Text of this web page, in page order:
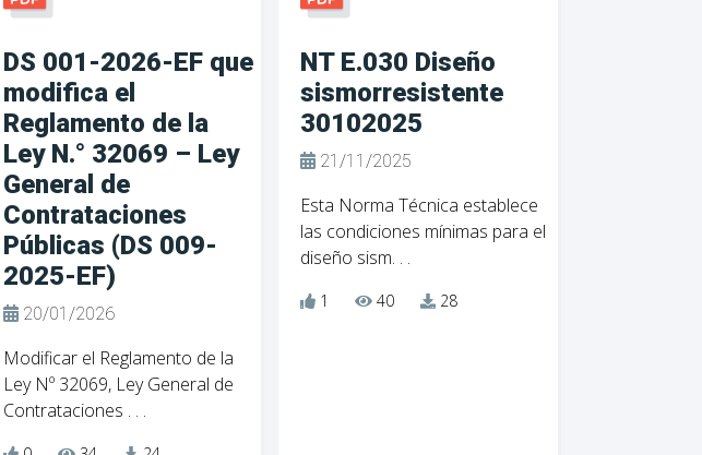
DS 001-2026-EF que
modifica el
Reglamento de la
Ley N.° 32069 – Ley
General de
Contrataciones
Públicas (DS 009-
2025-EF)
20/01/2026
Modificar el Reglamento de la
Ley Nº 32069, Ley General de
Contrataciones . . .
NT E.030 Diseño
sismorresistente
30102025
21/11/2025
Esta Norma Técnica establece
las condiciones mínimas para el
diseño sism. . .
1 40 28